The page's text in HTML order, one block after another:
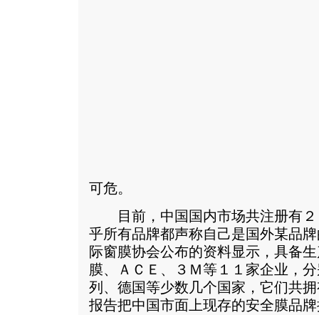
可危。
目前，中国国内市场共注册有２
乎所有品牌都声称自己是国外某品
际窗膜协会公布的资料显示，具备
膜、ＡＣＥ、３Ｍ等１１家企业，
列、德国等少数几个国家，它们共
报告把中国市面上现存的安全膜品